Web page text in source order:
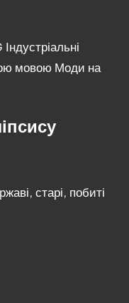
Індустріальні
мовою Моди на
старі, побиті